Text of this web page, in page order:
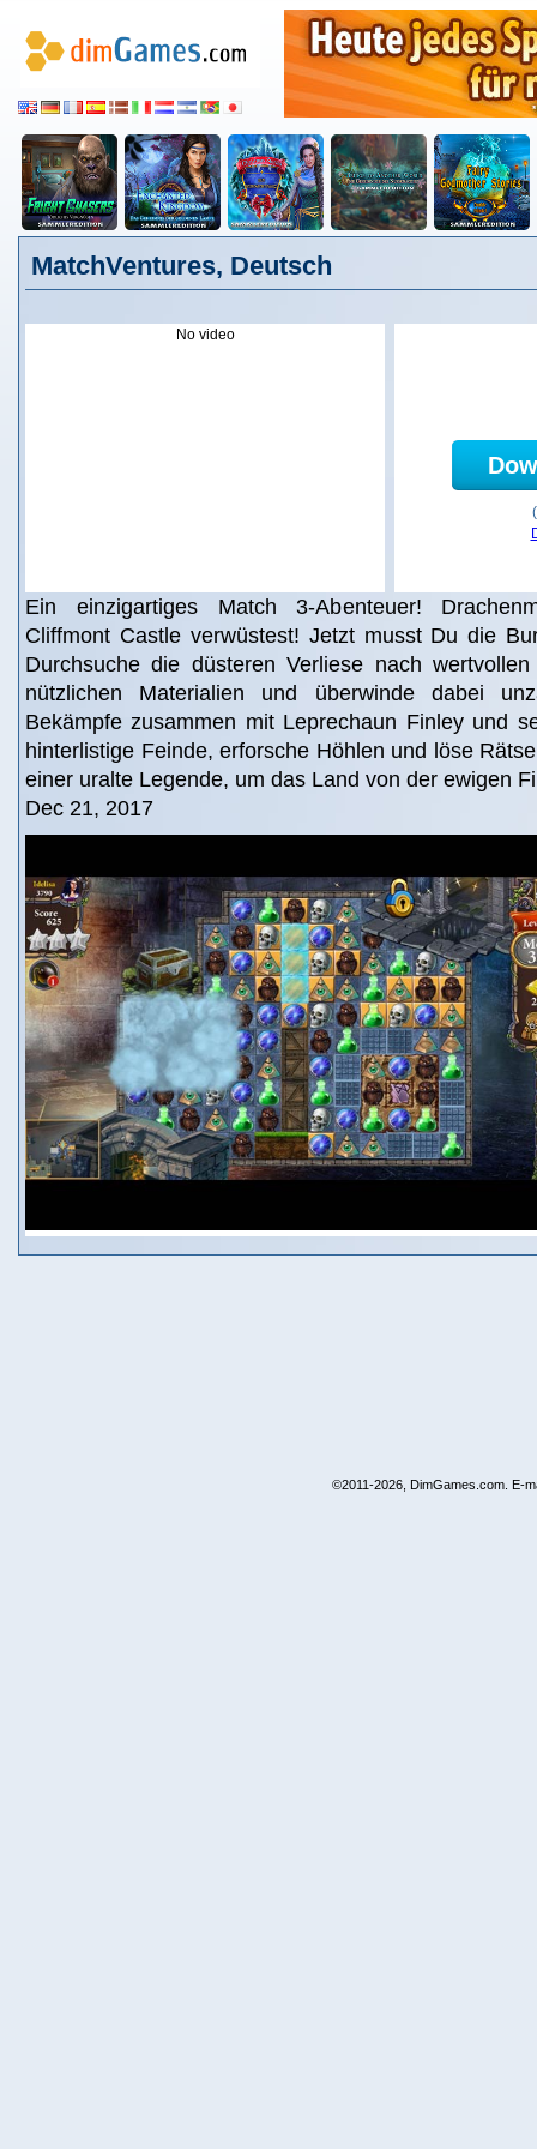
MatchVentures, Deutsch
No video
Ein einzigartiges Match 3-Abenteuer!
Cliffmont Castle verwüstest! Jetzt musst Du die
Durchsuche die düsteren Verliese nach
nützlichen Materialien und überwinde dabei
Bekämpfe zusammen mit Leprechaun Finley und
hinterlistige Feinde, erforsche Höhlen und löse
einer uralte Legende, um das Land von der ewigen
Dec 21, 2017
©2011-2026, DimGames.com. E-